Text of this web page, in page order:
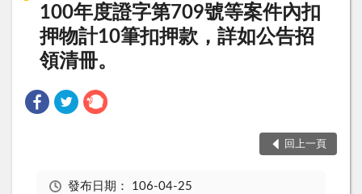
100年度證字第709號等案件內扣
押物計10筆扣押款，詳如公告招
領清冊。
回上一頁
發布日期： 106-04-25